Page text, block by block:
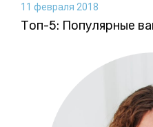
11 февраля 2018
Топ-5: Популярные